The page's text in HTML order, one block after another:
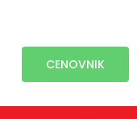
CENOVNIK